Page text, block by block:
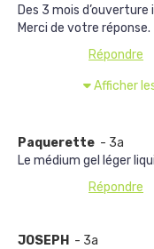
Des 3 mois
Merci de votre réponse.
Répondre
Afficher
Paquerette - 3a
Le médium gel léger
Répondre
JOSEPH - 3a